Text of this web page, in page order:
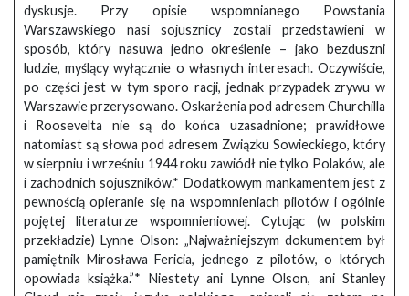
dyskusje. Przy opisie wspomnianego Powstania
Warszawskiego nasi sojusznicy zostali przedstawieni w
sposób, który nasuwa jedno określenie – jako bezduszni
ludzie, myślący wyłącznie o własnych interesach. Oczywiście,
po części jest w tym sporo racji, jednak przypadek zrywu w
Warszawie przerysowano. Oskarżenia pod adresem Churchilla
i Roosevelta nie są do końca uzasadnione; prawidłowe
natomiast są słowa pod adresem Związku Sowieckiego, który
w sierpniu i wrześniu 1944 roku zawiódł nie tylko Polaków, ale
i zachodnich sojuszników.* Dodatkowym mankamentem jest z
pewnością opieranie się na wspomnieniach pilotów i ogólnie
pojętej literaturze wspomnieniowej. Cytując (w polskim
przekładzie) Lynne Olson: „Najważniejszym dokumentem był
pamiętnik Mirosława Fericia, jednego z pilotów, o których
opowiada książka.”* Niestety ani Lynne Olson, ani Stanley